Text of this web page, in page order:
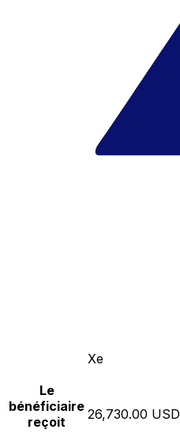
Xe
Le
bénéficiaire
reçoit
26,730.00 USD